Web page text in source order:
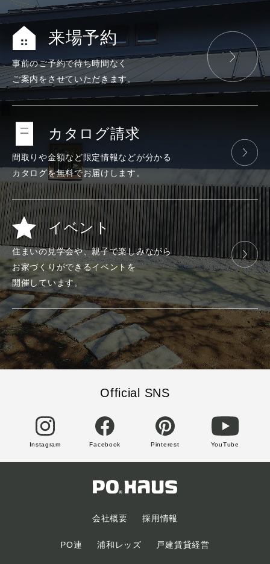
来場予約
事前のご予約で待ち時間なく
ご案内をさせていただきます。
カタログ請求
間取りや金額など限定情報などが分かる
カタログを無料でお届けします。
イベント
住まいの見学会や、親子で楽しみながら
お家づくりができるイベントを
開催しています。
Official SNS
Instagram Facebook Pinterest YouTube
会社概要 採用情報
PO連 浦和レッズ 戸建賃貸経営